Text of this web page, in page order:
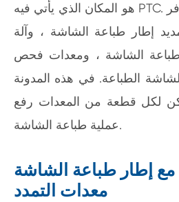
هو المكان الذي يأتي فيه PTC. توفر PTC أحدث الحلول ،
إطار طباعة الشاشة ، وآلة
طباعة الشاشة ، ومعدات فحص
الطباعة. في هذه المدونة
لكل قطعة من المعدات رفع
عملية طباعة الشاشة.
مع إطار طباعة الشاشة
معدات التمدد